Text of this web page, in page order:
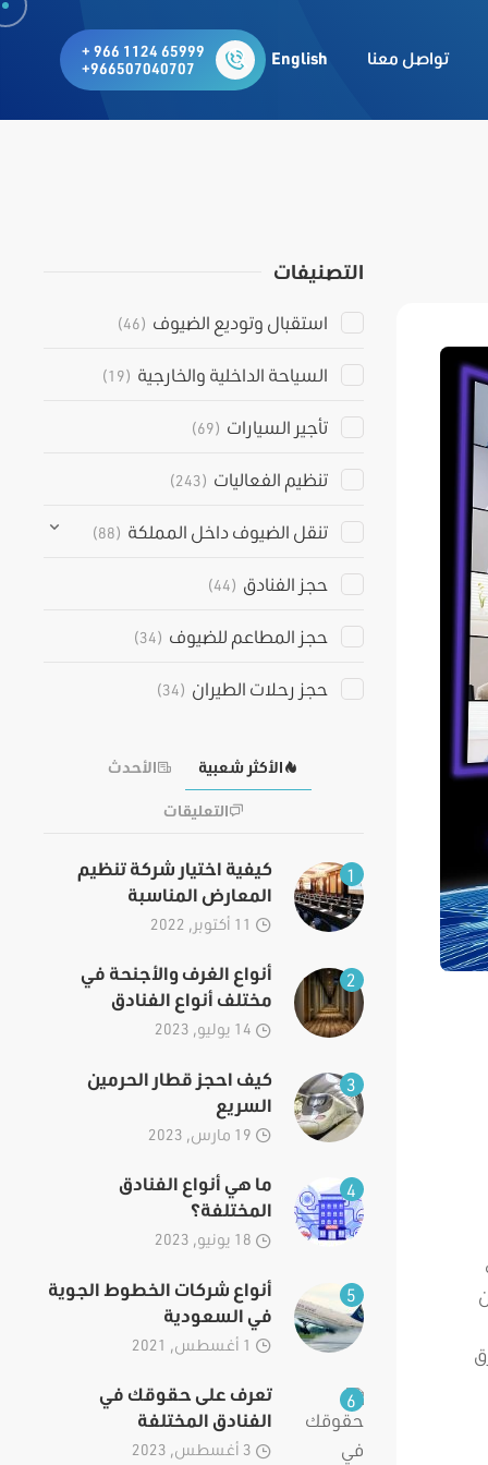
تواصل معنا English
+ 966 1124 65999
+966507040707
التصنيفات
استقبال وتوديع الضيوف (46)
السياحة الداخلية والخارجية (19)
تأجير السيارات (69)
تنظيم الفعاليات (243)
تنقل الضيوف داخل المملكة (88)
حجز الفنادق (44)
حجز المطاعم للضيوف (34)
حجز رحلات الطيران (34)
الأكثر شعبية الأحدث
التعليقات
1
كيفية اختيار شركة تنظيم
المعارض المناسبة
2
أنواع الغرف والأجنحة في
مختلف أنواع الفنادق
3
كيف احجز قطار الحرمين
السريع
4
ما هي أنواع الفنادق
المختلفة؟
5
أنواع شركات الخطوط الجوية
في السعودية
6
تعرف على حقوقك في
الفنادق المختلفة